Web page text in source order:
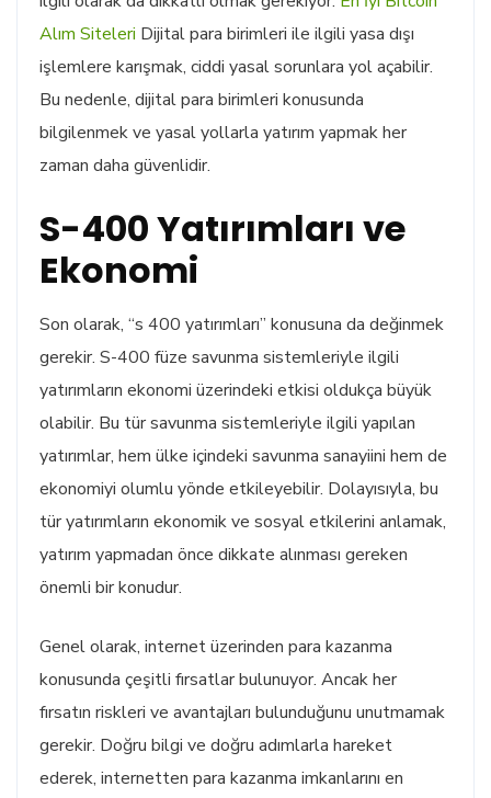
Alım Siteleri Dijital para birimleri ile ilgili yasa dışı
işlemlere karışmak, ciddi yasal sorunlara yol açabilir.
Bu nedenle, dijital para birimleri konusunda
bilgilenmek ve yasal yollarla yatırım yapmak her
zaman daha güvenlidir.
S-400 Yatırımları ve
Ekonomi
Son olarak, “s 400 yatırımları” konusuna da değinmek
gerekir. S-400 füze savunma sistemleriyle ilgili
yatırımların ekonomi üzerindeki etkisi oldukça büyük
olabilir. Bu tür savunma sistemleriyle ilgili yapılan
yatırımlar, hem ülke içindeki savunma sanayiini hem de
ekonomiyi olumlu yönde etkileyebilir. Dolayısıyla, bu
tür yatırımların ekonomik ve sosyal etkilerini anlamak,
yatırım yapmadan önce dikkate alınması gereken
önemli bir konudur.
Genel olarak, internet üzerinden para kazanma
konusunda çeşitli fırsatlar bulunuyor. Ancak her
fırsatın riskleri ve avantajları bulunduğunu unutmamak
gerekir. Doğru bilgi ve doğru adımlarla hareket
ederek, internetten para kazanma imkanlarını en